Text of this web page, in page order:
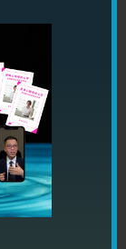
以情，
緣，得